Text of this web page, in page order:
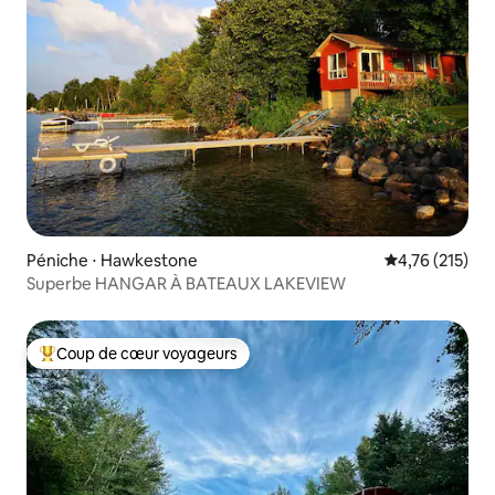
Péniche ⋅ Hawkestone Évaluation
4,76 (215)
Superbe HANGAR À BATEAUX LAKEVIEW
Coups de cœur voyageurs les plus appréciés
Coup de cœur voyageurs